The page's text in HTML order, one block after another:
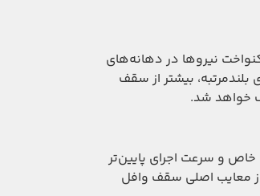
نیروها در دهانه‌های
بیشتر از سقف
خواهد شد.
به قالب‌های خاص و سرعت اجرای پایین‌تر
از معایب اصلی سقف وافل